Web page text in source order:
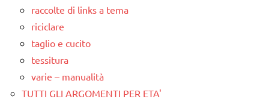
raccolte di links a tema
riciclare
taglio e cucito
tessitura
varie – manualità
TUTTI GLI ARGOMENTI PER ETA'